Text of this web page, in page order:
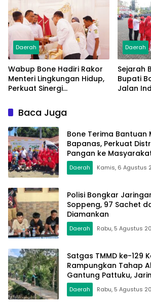
Mulai Terpasang
Daerah
Wabup Bone Hadiri Rakor
Menteri Lingkungan Hidup,
Perkuat Sinergi
Modern
Daerah
Sejarah
Bupati
Jalan
Baca Juga
Bone Terima Bantuan
Bapanas, Perkuat
Pangan ke
Daerah Kamis, 6 Agustus
Polisi Bongkar
Soppeng, 97 Sachet
Diamankan
Daerah Rabu, 5 Agustus
Satgas TMMD ke-129
Rampungkan Tahap
Gantung Pattuku,
Mulai Terpasang
Daerah Rabu, 5 Agustus